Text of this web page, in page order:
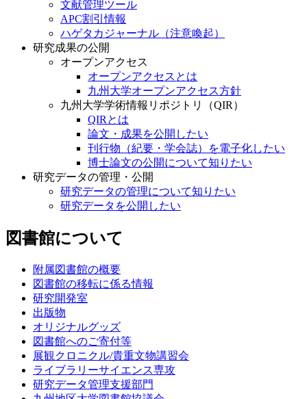
文献管理ツール
APC割引情報
ハゲタカジャーナル（注意喚起）
研究成果の公開
オープンアクセス
オープンアクセスとは
九州大学オープンアクセス方針
九州大学学術情報リポジトリ（QIR）
QIRとは
論文・成果を公開したい
刊行物（紀要・学会誌）を電子化したい
博士論文の公開について知りたい
研究データの管理・公開
研究データの管理について知りたい
研究データを公開したい
図書館について
附属図書館の概要
図書館の移転に係る情報
研究開発室
出版物
オリジナルグッズ
図書館へのご寄付等
展観クロニクル/貴重文物講習会
ライブラリーサイエンス専攻
研究データ管理支援部門